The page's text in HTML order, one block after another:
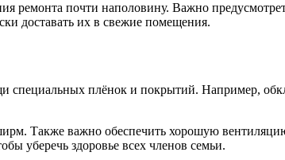
ремонта почти наполовину. Важно
доставать их в свежие помещения.
плёнок и покрытий. Например,
Также важно обеспечить хорошую
уберечь здоровье всех членов семьи.